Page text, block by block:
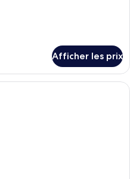
Afficher les prix
Suite Premier, 1 chambre | Literie